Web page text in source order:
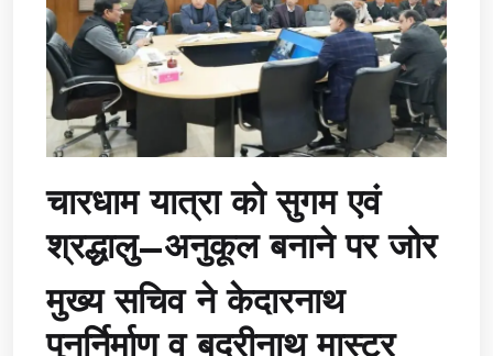
चारधाम यात्रा को सुगम एवं
श्रद्धालु–अनुकूल बनाने पर जोर
मुख्य सचिव ने केदारनाथ
पुनर्निर्माण व बद्रीनाथ मास्टर